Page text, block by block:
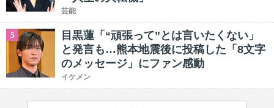
芸能
5
目黒蓮「“頑張って”とは言いたくない」
と発言も…熊本地震後に投稿した「8文字
のメッセージ」にファン感動
イケメン